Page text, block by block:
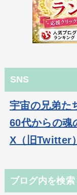
SNS
宇宙の兄弟た
60代からの魂
X（旧Twitter）
ブログ内を検索